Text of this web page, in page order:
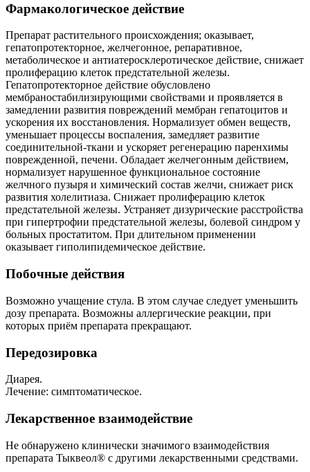
Фармакологическое действие
Препарат растительного происхождения; оказывает,
гепатопротекторное, желчегонное, репаративное,
метаболическое и антиатеросклеротическое действие, снижает
пролиферацию клеток предстательной железы.
Гепатопротекторное действие обусловлено
мембраностабилизирующими свойствами и проявляется в
замедлении развития повреждений мембран гепатоцитов и
ускорения их восстановления. Нормализует обмен веществ,
уменьшает процессы воспаления, замедляет развитие
соединительной-ткани и ускоряет регенерацию паренхимы
поврежденной, печени. Обладает желчегонным действием,
нормализует нарушенное функциональное состояние
желчного пузыря и химический состав желчи, снижает риск
развития холелитиаза. Снижает пролиферацию клеток
предстательной железы. Устраняет дизурические расстройства
при гипертрофии предстательной железы, болевой синдром у
больных простатитом. При длительном применении
оказывает гиполипидемическое действие.
Побочные действия
Возможно учащение стула. В этом случае следует уменьшить
дозу препарата. Возможны аллергические реакции, при
которых приём препарата прекращают.
Передозировка
Диарея.
Лечение: симптоматическое.
Лекарственное взаимодействие
Не обнаружено клинически значимого взаимодействия
препарата Тыквеол® с другими лекарственными средствами.